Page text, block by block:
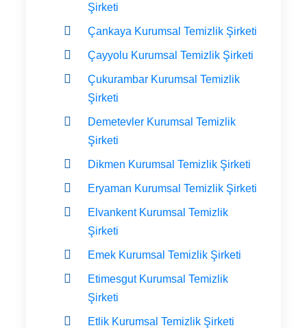
Şirketi
Çankaya Kurumsal Temizlik Şirketi
Çayyolu Kurumsal Temizlik Şirketi
Çukurambar Kurumsal Temizlik
Şirketi
Demetevler Kurumsal Temizlik
Şirketi
Dikmen Kurumsal Temizlik Şirketi
Eryaman Kurumsal Temizlik Şirketi
Elvankent Kurumsal Temizlik
Şirketi
Emek Kurumsal Temizlik Şirketi
Etimesgut Kurumsal Temizlik
Şirketi
Etlik Kurumsal Temizlik Şirketi